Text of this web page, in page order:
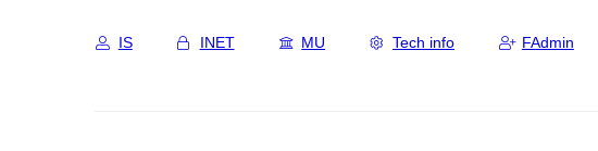
IS INET MU Tech info FAdmin